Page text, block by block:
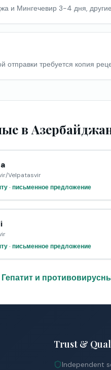
и Мингечевир 3-4 дня,
требуется копия
в
Velpatasvir
· письменное предложение
· письменное предложение
и
Trust &
Independent